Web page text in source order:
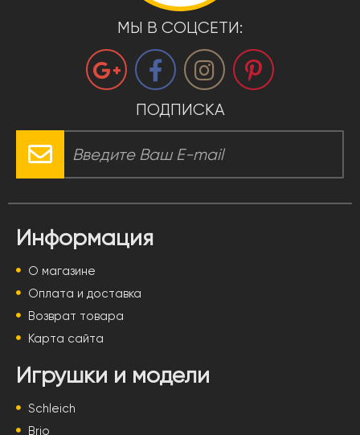
МЫ В СОЦСЕТИ:
ПОДПИСКА
Информация
О магазине
Оплата и доставка
Возврат товара
Карта сайта
Игрушки и модели
Schleich
Brio